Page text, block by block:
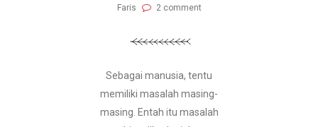
Faris
2 comment
Sebagai manusia, tentu
memiliki masalah masing-
masing. Entah itu masalah